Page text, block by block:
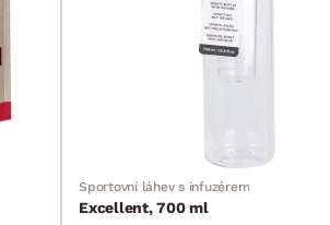
Sportovní láhev s infuzérem
Excellent, 700 ml